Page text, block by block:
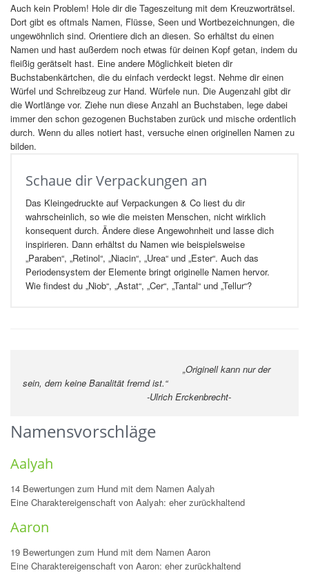
Auch kein Problem! Hole dir die Tageszeitung mit dem Kreuzworträtsel.
Dort gibt es oftmals Namen, Flüsse, Seen und Wortbezeichnungen, die
ungewöhnlich sind. Orientiere dich an diesen. So erhältst du einen
Namen und hast außerdem noch etwas für deinen Kopf getan, indem du
fleißig gerätselt hast. Eine andere Möglichkeit bieten dir
Buchstabenkärtchen, die du einfach verdeckt legst. Nehme dir einen
Würfel und Schreibzeug zur Hand. Würfele nun. Die Augenzahl gibt dir
die Wortlänge vor. Ziehe nun diese Anzahl an Buchstaben, lege dabei
immer den schon gezogenen Buchstaben zurück und mische ordentlich
durch. Wenn du alles notiert hast, versuche einen originellen Namen zu
bilden.
Schaue dir Verpackungen an
Das Kleingedruckte auf Verpackungen & Co liest du dir
wahrscheinlich, so wie die meisten Menschen, nicht wirklich
konsequent durch. Ändere diese Angewohnheit und lasse dich
inspirieren. Dann erhältst du Namen wie beispielsweise
„Paraben“, „Retinol“, „Niacin“, „Urea“ und „Ester“. Auch das
Periodensystem der Elemente bringt originelle Namen hervor.
Wie findest du „Niob“, „Astat“, „Cer“, „Tantal“ und „Tellur“?
„Originell kann nur der
sein, dem keine Banalität fremd ist.“
-Ulrich Erckenbrecht-
Namensvorschläge
Aalyah
14 Bewertungen zum Hund mit dem Namen Aalyah
Eine Charaktereigenschaft von Aalyah: eher zurückhaltend
Aaron
19 Bewertungen zum Hund mit dem Namen Aaron
Eine Charaktereigenschaft von Aaron: eher zurückhaltend